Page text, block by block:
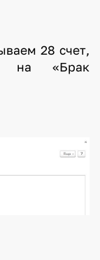
28 счет,
на «Брак